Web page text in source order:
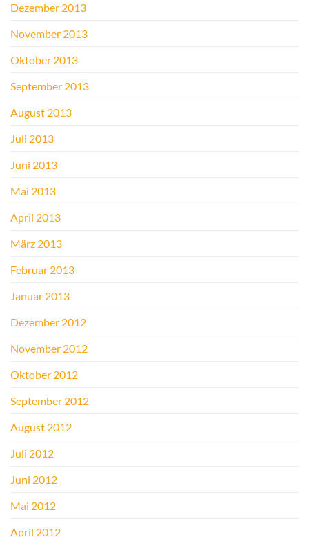
Dezember 2013
November 2013
Oktober 2013
September 2013
August 2013
Juli 2013
Juni 2013
Mai 2013
April 2013
März 2013
Februar 2013
Januar 2013
Dezember 2012
November 2012
Oktober 2012
September 2012
August 2012
Juli 2012
Juni 2012
Mai 2012
April 2012